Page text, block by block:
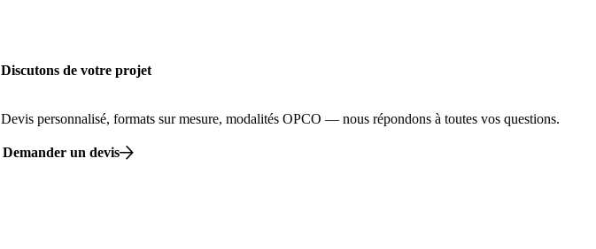
Discutons de votre projet
Devis personnalisé, formats sur mesure, modalités OPCO — nous répondons à toutes vos questions.
Demander un devis